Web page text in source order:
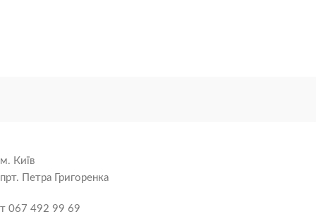
м. Київ
прт. Петра Григоренка
т 067 492 99 69